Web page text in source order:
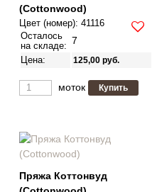
(Cottonwood)
Цвет (номер): 41116
Осталось
на складе: 7
Цена: 125,00 руб.
моток
Пряжа Коттонвуд